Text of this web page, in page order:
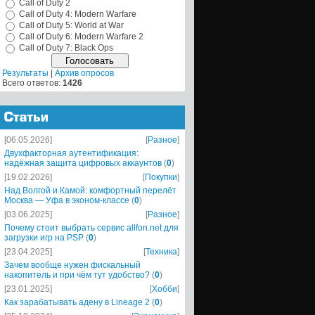
Call of Duty 2
Call of Duty 4: Modern Warfare
Call of Duty 5: World at War
Call of Duty 6: Modern Warfare 2
Call of Duty 7: Black Ops
Результаты
Архив опросов
Всего ответов: 1426
[06.05.2026] [Разное]
Двухфакторная аутентификация:
надёжная защита цифровых аккаунтов (0)
[19.02.2026]
[Покупки]
Над Волгой и Камой: комфортный перелёт
Москва — Уфа в эконом-классе (0)
[03.06.2025]
[Разное]
Почему стоит выбрать сервис allfon.net для
загрузки игр на PSP (0)
[23.04.2025]
[Техника]
Зачем вообще нужен фискальный
накопитель и при чём тут удобство? (0)
[23.01.2025]
[Хобби]
Как зарабатывать адену в Lineage 2 (0)